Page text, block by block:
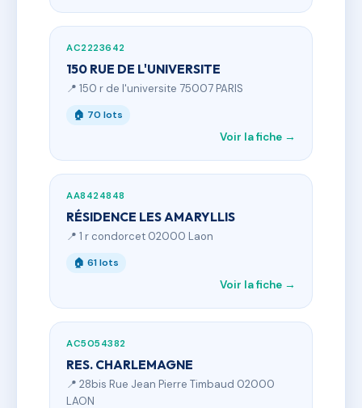
AC2223642
150 RUE DE L'UNIVERSITE
📍 150 r de l'universite 75007 PARIS
🏠 70 lots
Voir la fiche →
AA8424848
RÉSIDENCE LES AMARYLLIS
📍 1 r condorcet 02000 Laon
🏠 61 lots
Voir la fiche →
AC5054382
RES. CHARLEMAGNE
📍 28bis Rue Jean Pierre Timbaud 02000
LAON